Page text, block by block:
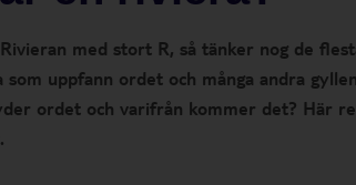
med stort R, så tänker nog de
som uppfann ordet och många andra
ordet och varifrån kommer det? Här